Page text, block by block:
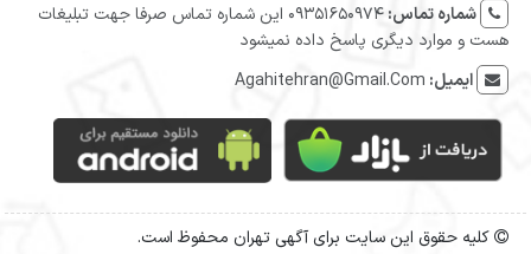
شماره تماس:
09351650974 این شماره تماس صرفا جهت تبلیغات
هست و موارد دیگری پاسخ داده نمیشود
ایمیل: Agahitehran@Gmail.Com
کلیه حقوق این سایت برای آگهی تهران محفوظ است.